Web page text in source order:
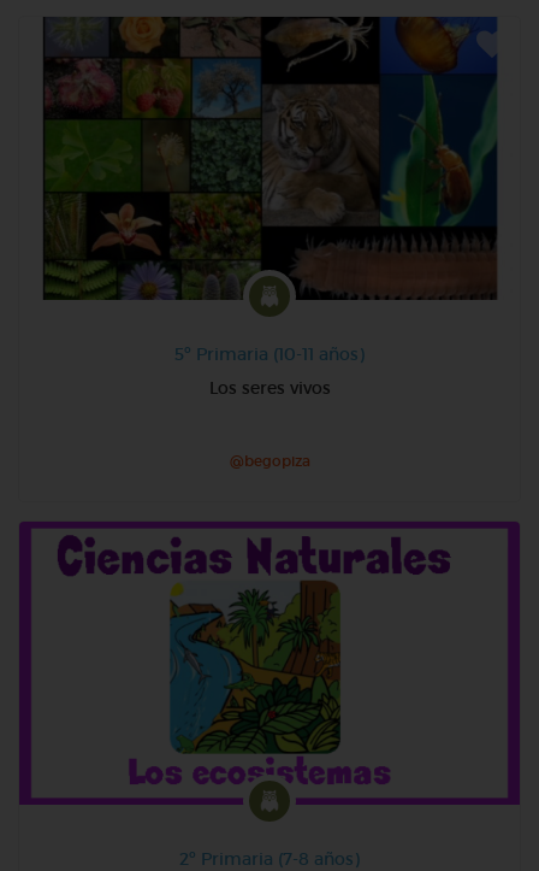
5º Primaria (10-11 años)
Los seres vivos
@begopiza
2º Primaria (7-8 años)